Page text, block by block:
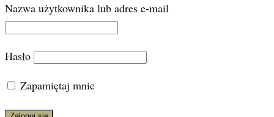
Nazwa użytkownika lub adres e-mail
Hasło
Zapamiętaj mnie